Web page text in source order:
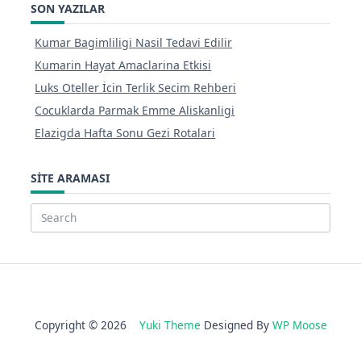
SON YAZILAR
Kumar Bagimliligi Nasil Tedavi Edilir
Kumarin Hayat Amaclarina Etkisi
Luks Oteller İcin Terlik Secim Rehberi
Cocuklarda Parmak Emme Aliskanligi
Elazigda Hafta Sonu Gezi Rotalari
SITE ARAMASI
Search
Copyright © 2026 Yuki Theme Designed By WP Moose